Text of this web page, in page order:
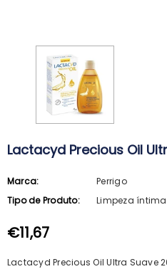
Arkopharma Stop Piolhos Loção
Lactacyd Precious Oil
Marca:
Perrigo
Tipo de Produto:
Limpeza
€11,67
Lactacyd Precious Oil Ultra Suave